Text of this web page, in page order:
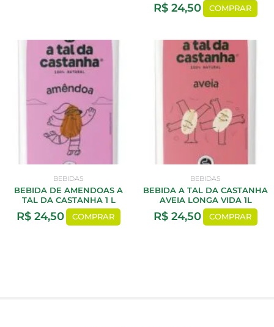
R$ 24,50 COMPRAR
BEBIDAS
BEBIDA DE AMENDOAS A
TAL DA CASTANHA 1 L
R$ 24,50 COMPRAR
BEBIDAS
BEBIDA A TAL DA CASTANHA
AVEIA LONGA VIDA 1L
R$ 24,50 COMPRAR